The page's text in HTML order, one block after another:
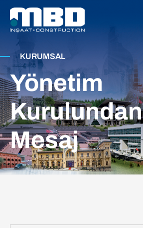
KURUMSAL
Yönetim
Kurulundan
Mesaj